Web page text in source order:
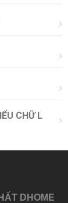
CHỮ L
DHOME